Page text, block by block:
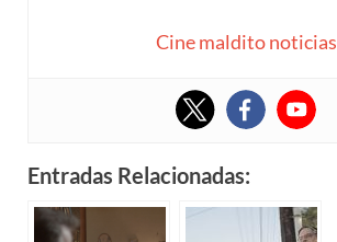
Cine maldito noticias
Entradas Relacionadas: